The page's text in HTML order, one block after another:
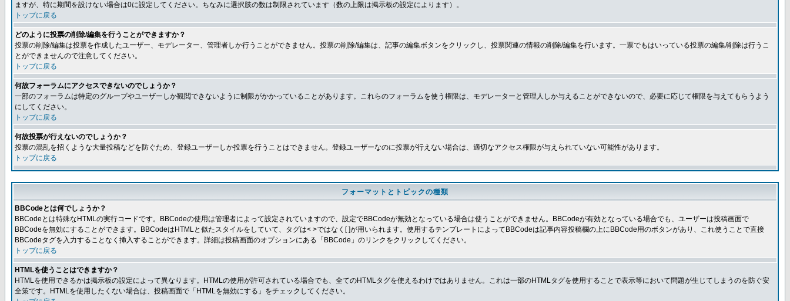
ますが、特に期間を設けない場合は0に設定してください。ちなみに選択肢の数は制限されています（数の上限は掲示板の設定によります）。
トップに戻る
どのように投票の削除/編集を行うことができますか？
投票の削除/編集は投票を作成したユーザー、モデレーター、管理者しか行うことができません。投票の削除/編集は、記事の編集ボタンをクリックし、投票関連の情報の削除/編集を行います。一票でもはいっている投票の編集/削除は行うこ
とができませんので注意してください。
トップに戻る
何故フォーラムにアクセスできないのでしょうか？
一部のフォーラムは特定のグループやユーザーしか観閲できないように制限がかかっていることがあります。これらのフォーラムを使う権限は、モデレーターと管理人しか与えることができないので、必要に応じて権限を与えてもらうよう
にしてください。
トップに戻る
何故投票が行えないのでしょうか？
投票の混乱を招くような大量投稿などを防ぐため、登録ユーザーしか投票を行うことはできません。登録ユーザーなのに投票が行えない場合は、適切なアクセス権限が与えられていない可能性があります。
トップに戻る
フォーマットとトピックの種類
BBCodeとは何でしょうか？
BBCodeとは特殊なHTMLの実行コードです。BBCodeの使用は管理者によって設定されていますので、設定でBBCodeが無効となっている場合は使うことができません。BBCodeが有効となっている場合でも、ユーザーは投稿画面で
BBCodeを無効にすることができます。BBCodeはHTMLと似たスタイルをしていて、タグは< >ではなく[ ]が用いられます。使用するテンプレートによってBBCodeは記事内容投稿欄の上にBBCode用のボタンがあり、これ使うことで直接
BBCodeタグを入力することなく挿入することができます。詳細は投稿画面のオプションにある「BBCode」のリンクをクリックしてください。
トップに戻る
HTMLを使うことはできますか？
HTMLを使用できるかは掲示板の設定によって異なります。HTMLの使用が許可されている場合でも、全てのHTMLタグを使えるわけではありません。これは一部のHTMLタグを使用することで表示等において問題が生じてしまうのを防ぐ安
全策です。HTMLを使用したくない場合は、投稿画面で「HTMLを無効にする」をチェックしてください。